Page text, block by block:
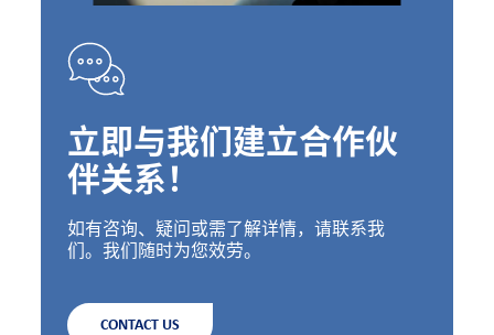
立即与我们建立合作伙
伴关系！
如有咨询、疑问或需了解详情，请联系我
们。我们随时为您效劳。
CONTACT US